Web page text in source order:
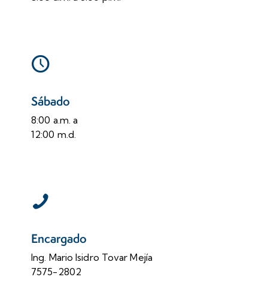
Sábado
8:00 a.m. a
12:00 m.d.
Encargado
Ing. Mario Isidro Tovar Mejía
7575-2802